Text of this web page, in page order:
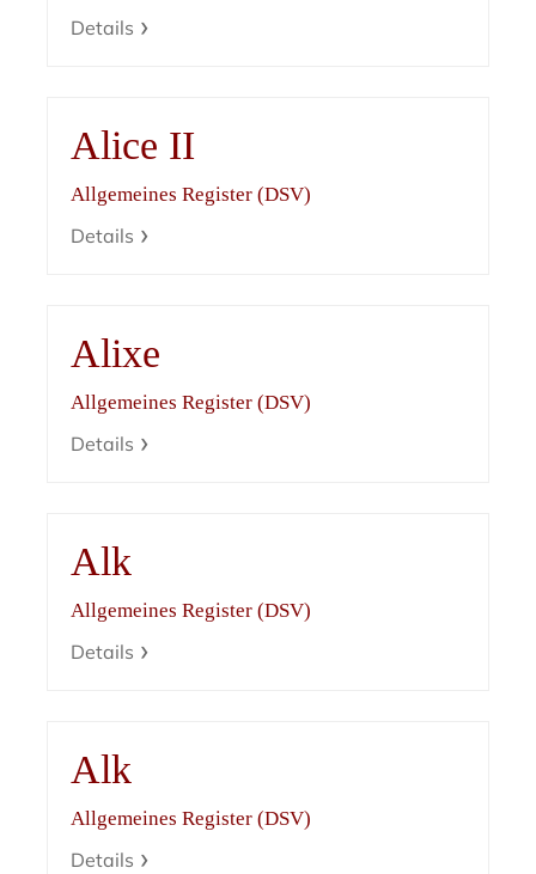
Details
Alice II
Allgemeines Register (DSV)
Details
Alixe
Allgemeines Register (DSV)
Details
Alk
Allgemeines Register (DSV)
Details
Alk
Allgemeines Register (DSV)
Details